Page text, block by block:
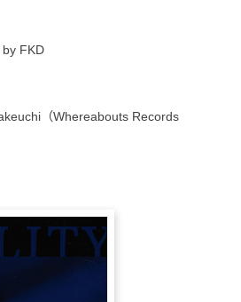
FKD
（Whereabouts Records